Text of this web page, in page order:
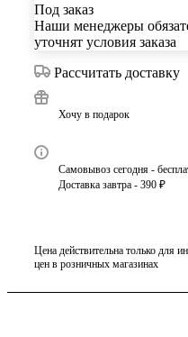
Под заказ
Наши менеджеры
уточнят условия заказа
Рассчитать доставку
Хочу в подарок
Самовывоз сегодня -
Доставка завтра - 390 ₽
Цена действительна только для
цен в розничных магазинах